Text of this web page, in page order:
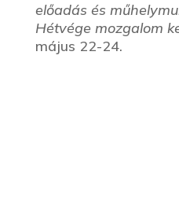
előadás és
Hétvége mozgalom
május 22-24.